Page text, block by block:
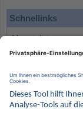
Schnellinks
Monatsliste
Angebote
Wissenswertes
Kontakt